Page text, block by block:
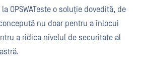
OPSWATeste o soluție dovedită, de
nu doar pentru a înlocui
a ridica nivelul de securitate al